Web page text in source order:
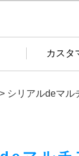
カスタ
> シリアルdeマル